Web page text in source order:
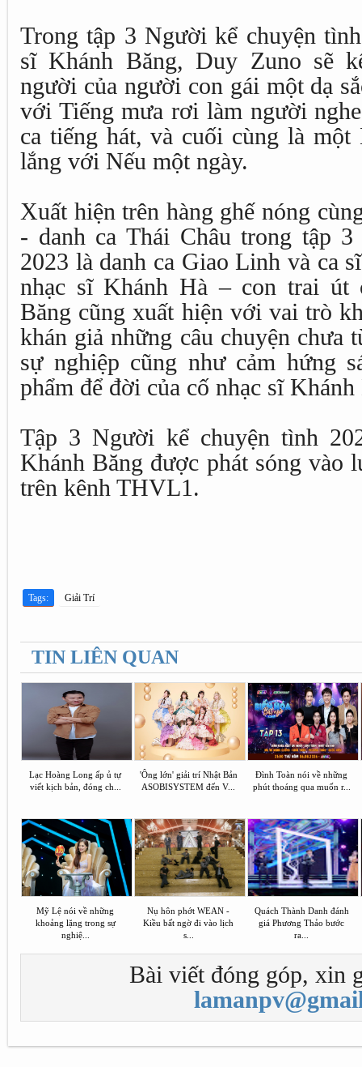
Trong tập 3 Người kể chuyện
sĩ Khánh Băng, Duy Zuno sẽ
người của người con gái một dạ
với Tiếng mưa rơi làm người
ca tiếng hát, và cuối cùng là một
lắng với Nếu một ngày.
Xuất hiện trên hàng ghế nóng
- danh ca Thái Châu trong tập
2023 là danh ca Giao Linh và ca
nhạc sĩ Khánh Hà – con trai út
Băng cũng xuất hiện với vai trò
khán giả những câu chuyện chưa
sự nghiệp cũng như cảm hứng
phẩm để đời của cố nhạc sĩ Khánh
Tập 3 Người kể chuyện tình
Khánh Băng được phát sóng vào
trên kênh THVL1.
Tags: Giải Trí
TIN LIÊN QUAN
Lạc Hoàng Long ấp ủ tự
viết kịch bản, đóng ch...
'Ông lớn' giải trí Nhật Bản
ASOBISYSTEM đến V...
Đình Toàn nói về những
phút thoáng qua muốn r...
Mỹ Lệ nói về những
khoảng lặng trong sự
nghiệ...
Nụ hôn phớt WEAN -
Kiều bất ngờ đi vào lịch
s...
Quách Thành Danh đánh
giá Phương Thảo bước
ra...
Bài viết đóng góp, xin